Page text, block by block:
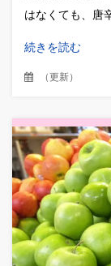
はなくても、唐
続きを読む
（更新）